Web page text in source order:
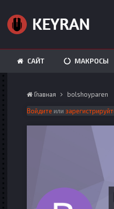
САЙТ МАКРОСЫ
Главная bolshoyparen
Войдите или